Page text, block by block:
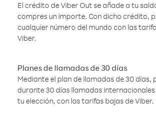
El crédito de Viber Out se añade a tu
compres un importe. Con dicho crédito,
cualquier número del mundo con las
Viber.
Planes de llamadas de 30 días
Mediante el plan de llamadas de 30 días,
durante 30 días llamadas
tu elección, con las tarifas bajas de Viber.